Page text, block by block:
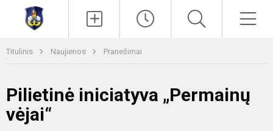
Titulinis Naujienos Pranešimai
Pilietinė iniciatyva „Permainų
vėjai“